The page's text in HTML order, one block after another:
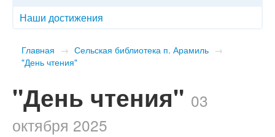
Наши достижения
Главная → Сельская библиотека п. Арамиль →
"День чтения"
"День чтения" 03
октября 2025